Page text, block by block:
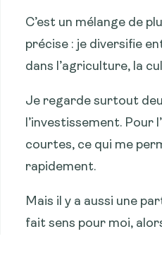
C’est un mélange de
précise : je diversifie
dans l’agriculture, la
Je regarde surtout
l’investissement. Pour
courtes, ce qui me
rapidement.
Mais il y a aussi une
fait sens pour moi,